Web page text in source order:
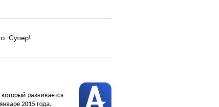
Супер!
развивается
2015 года.